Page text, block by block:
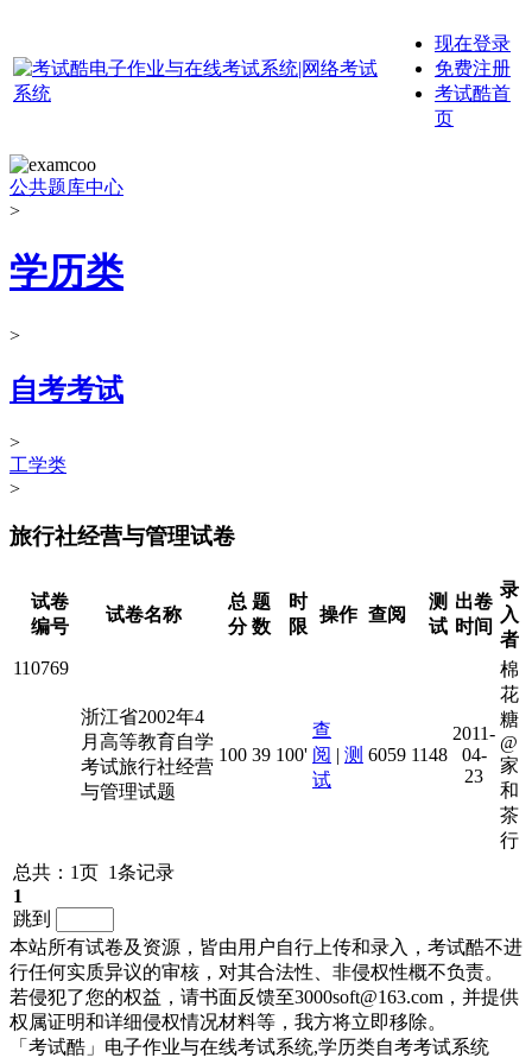
现在登录
免费注册
考试酷首
页
公共题库中心
>
学历类
>
自考考试
>
工学类
>
旅行社经营与管理试卷
试卷
编号
试卷名称
总
分
题
数
时
限
操作 查阅
测
试
出卷
时间
录
入
者
110769
浙江省2002年4
月高等教育自学
考试旅行社经营
与管理试题
100 39 100'
查
阅 | 测
试
6059 1148
2011-
04-
23
棉
花
糖
@
家
和
茶
行
总共：1页 1条记录
1
跳到
本站所有试卷及资源，皆由用户自行上传和录入，考试酷不进
行任何实质异议的审核，对其合法性、非侵权性概不负责。
若侵犯了您的权益，请书面反馈至3000soft@163.com，并提供
权属证明和详细侵权情况材料等，我方将立即移除。
「考试酷」电子作业与在线考试系统,学历类自考考试系统